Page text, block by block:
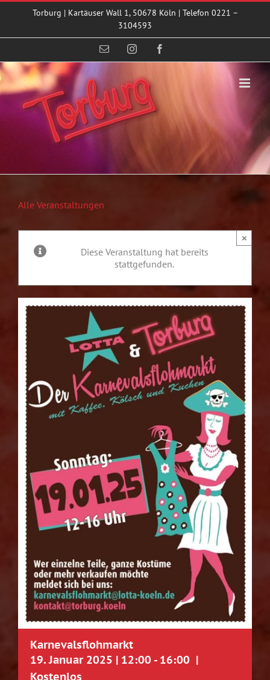
Zum
Torburg | Kartäuser Wall 1, 50678 Köln | Telefon 0221 –
3104593
E-
Instagram
Alle Veranstaltungen
Diese Veranstaltung hat bereits
stattgefunden.
×
Karnevalsflohmarkt
19. Januar 2025 | 12:00 - 16:00 |
Kostenlos